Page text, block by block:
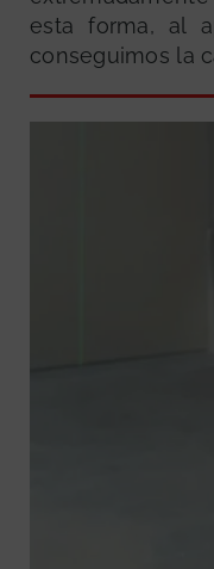
esta forma, al
conseguimos la